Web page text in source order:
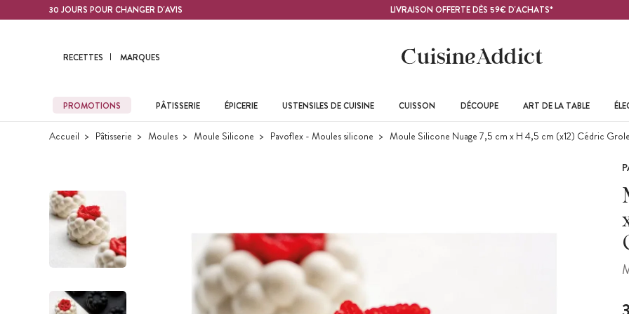
Contenu principal30 JOURS POUR CHANGER D'AVIS LIVRAISON OFFERTE DÈS 59€ D'ACHATS*
RECETTES MARQUES
PROMOTIONS PÂTISSERIE ÉPICERIE USTENSILES DE CUISINE CUISSON DÉCOUPE ART DE LA TABLE
Accueil Pâtisserie Moules Moule Silicone Pavoflex - Moules silicone Moule Silicone Nuage 7,5 cm x H 4,5 cm (x12) Cédric